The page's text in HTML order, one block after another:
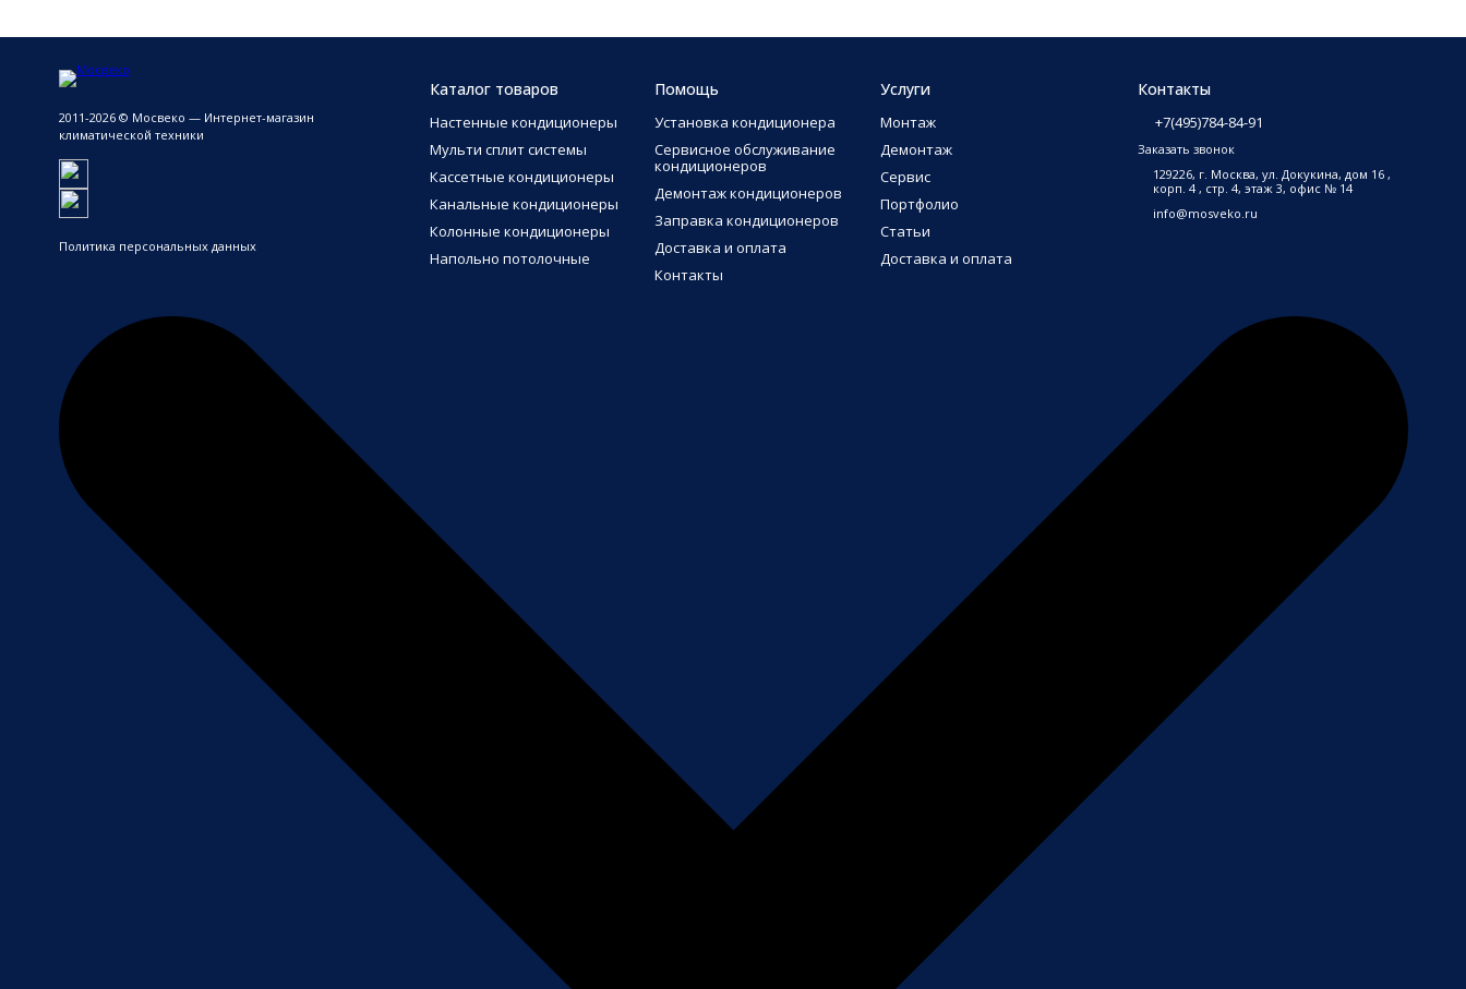
2011-2026 © Мосвеко — Интернет-магазин
климатической техники
Политика персональных данных
Каталог товаров
Настенные кондиционеры
Мульти сплит системы
Кассетные кондиционеры
Канальные кондиционеры
Колонные кондиционеры
Напольно потолочные
Помощь
Установка кондиционера
Сервисное обслуживание
кондиционеров
Демонтаж кондиционеров
Заправка кондиционеров
Доставка и оплата
Контакты
Услуги
Монтаж
Демонтаж
Сервис
Портфолио
Статьи
Доставка и оплата
Контакты
+7(495)784-84-91
Заказать звонок
129226, г. Москва, ул. Докукина, дом 16 ,
корп. 4 , стр. 4, этаж 3, офис № 14
info@mosveko.ru